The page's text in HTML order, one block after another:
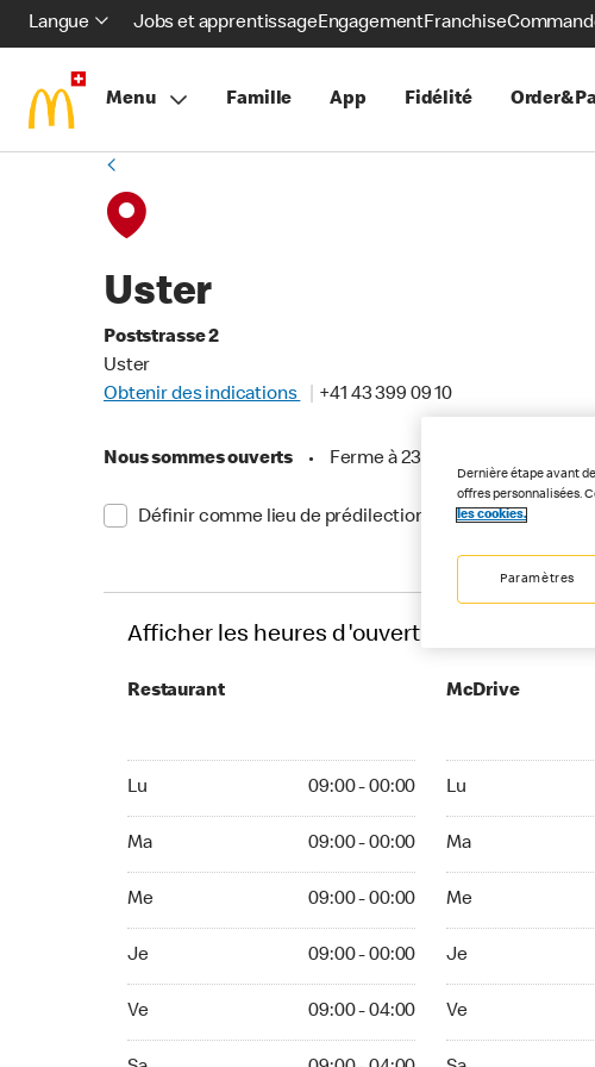
Langue Jobs et apprentissageEngagementFranchise
Menu Famille App Fidélité
Uster
Poststrasse 2
Uster
Obtenir des indications
+41 43 399 09 10
Nous sommes ouverts • Ferme à 23:55
Définir comme lieu de prédilection
Afficher les heures d'ouverture
Restaurant
Lu 09:00 - 00:00
Ma 09:00 - 00:00
Me 09:00 - 00:00
Je 09:00 - 00:00
Ve 09:00 - 04:00
McDrive
Lu
Ma
Me
Je
Ve
Dernière étape avant
offres personnalisées.
les cookies.
Paramètres